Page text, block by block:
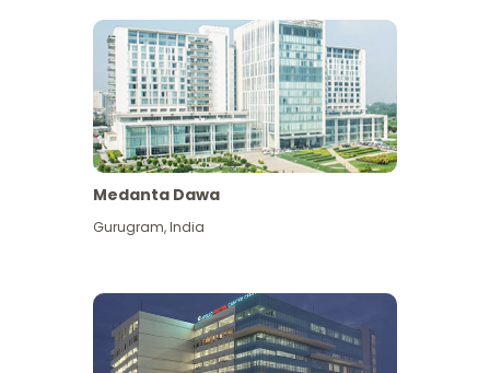
Medanta Dawa
Gurugram,India